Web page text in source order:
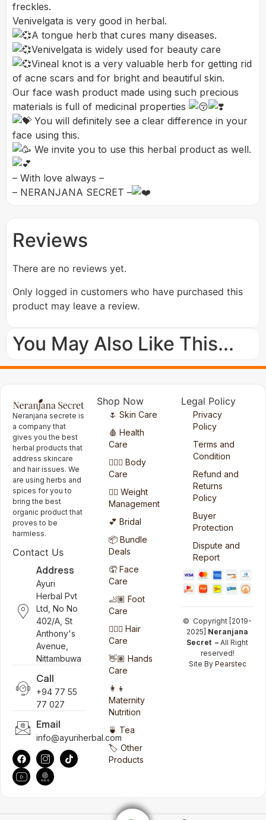
freckles.
Venivelgata is very good in herbal.
A tongue herb that cures many diseases.
Venivelgata is widely used for beauty care
Vineal knot is a very valuable herb for getting rid
of acne scars and for bright and beautiful skin.
Our face wash product made using such precious
materials is full of medicinal properties
You will definitely see a clear difference in your
face using this.
We invite you to use this herbal product as well.
– With love always –
– NERANJANA SECRET –
Reviews
There are no reviews yet.
Only logged in customers who have purchased this
product may leave a review.
You May Also Like This...
Neranjana secrete is
a company that
gives you the best
herbal products that
address skincare
and hair issues. We
are using herbs and
spices for you to
bring the best
organic product that
proves to be
harmless.
Contact Us
Address
Ayuri
Herbal Pvt
Ltd, No No
402/A, St
Anthony's
Avenue,
Nittambuwa
Call
+94 77 55
77 027
Email
info@ayuriherbal.com
Shop Now
🌷 Skin Care
🩸 Health
Care
🧖🏻‍♀️ Body
Care
🏋️‍♀️ Weight
Management
💕 Bridal
📦 Bundle
Deals
🤦 Face
Care
🦶🏽 Foot
Care
💆🏻‍♀️ Hair
Care
👋🏽 Hands
Care
👩‍👦
Maternity
Nutrition
🍵 Tea
🏷️ Other
Products
Legal Policy
Privacy
Policy
Terms and
Condition
Refund and
Returns
Policy
Buyer
Protection
Dispute and
Report
© Copyright [2019-
2025] Neranjana
Secret – All Right
reserved!
Site By Pearstec